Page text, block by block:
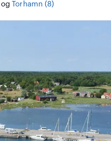
og Torhamn (8)